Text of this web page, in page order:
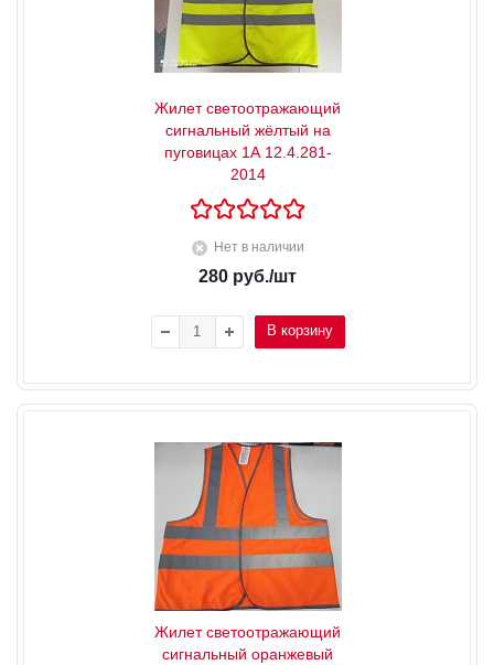
Жилет светоотражающий
сигнальный жёлтый на
пуговицах 1А 12.4.281-
2014
Нет в наличии
280 руб./шт
В корзину
Жилет светоотражающий
сигнальный оранжевый